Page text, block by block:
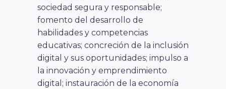
sociedad segura y responsable;
fomento del desarrollo de
habilidades y competencias
educativas; concreción de la inclusión
digital y sus oportunidades; impulso a
la innovación y emprendimiento
digital; instauración de la economía